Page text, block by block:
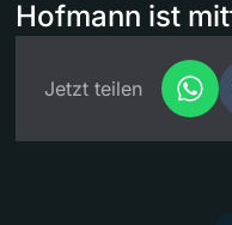
Hofmann ist
Jetzt teilen